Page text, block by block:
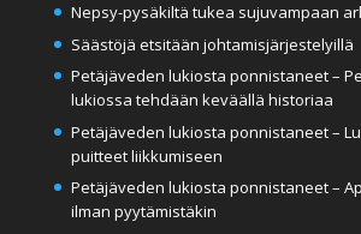
Nepsy-pysäkiltä tukea sujuvampaan
Säästöjä etsitään johtamisjärjestelyillä
Petäjäveden lukiosta ponnistaneet –
lukiossa tehdään keväällä historiaa
Petäjäveden lukiosta ponnistaneet –
puitteet liikkumiseen
Petäjäveden lukiosta ponnistaneet –
ilman pyytämistäkin